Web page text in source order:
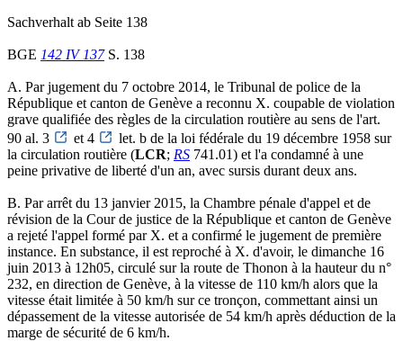
Sachverhalt ab Seite 138
BGE 142 IV 137S. 138
A. Par jugement du 7 octobre 2014, le Tribunal de police de la
République et canton de Genève a reconnu X. coupable de violation
grave qualifiée des règles de la circulation routière au sens de l'art.
90 al. 3
et 4
let. b de la loi fédérale du 19 décembre 1958 sur
la circulation routière (LCR; RS 741.01) et l'a condamné à une
peine privative de liberté d'un an, avec sursis durant deux ans.
B. Par arrêt du 13 janvier 2015, la Chambre pénale d'appel et de
révision de la Cour de justice de la République et canton de Genève
a rejeté l'appel formé par X. et a confirmé le jugement de première
instance. En substance, il est reproché à X. d'avoir, le dimanche 16
juin 2013 à 12h05, circulé sur la route de Thonon à la hauteur du n°
232, en direction de Genève, à la vitesse de 110 km/h alors que la
vitesse était limitée à 50 km/h sur ce tronçon, commettant ainsi un
dépassement de la vitesse autorisée de 54 km/h après déduction de la
marge de sécurité de 6 km/h.